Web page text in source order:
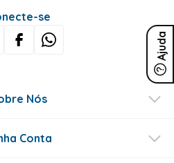
Ajuda
se
Nós
Conta